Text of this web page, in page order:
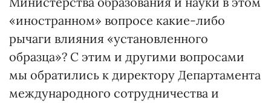
«иностранном» вопросе какие-либо
рычаги влияния «установленного
образца»? С этим и другими вопросами
мы обратились к директору Департамента
международного сотрудничества и